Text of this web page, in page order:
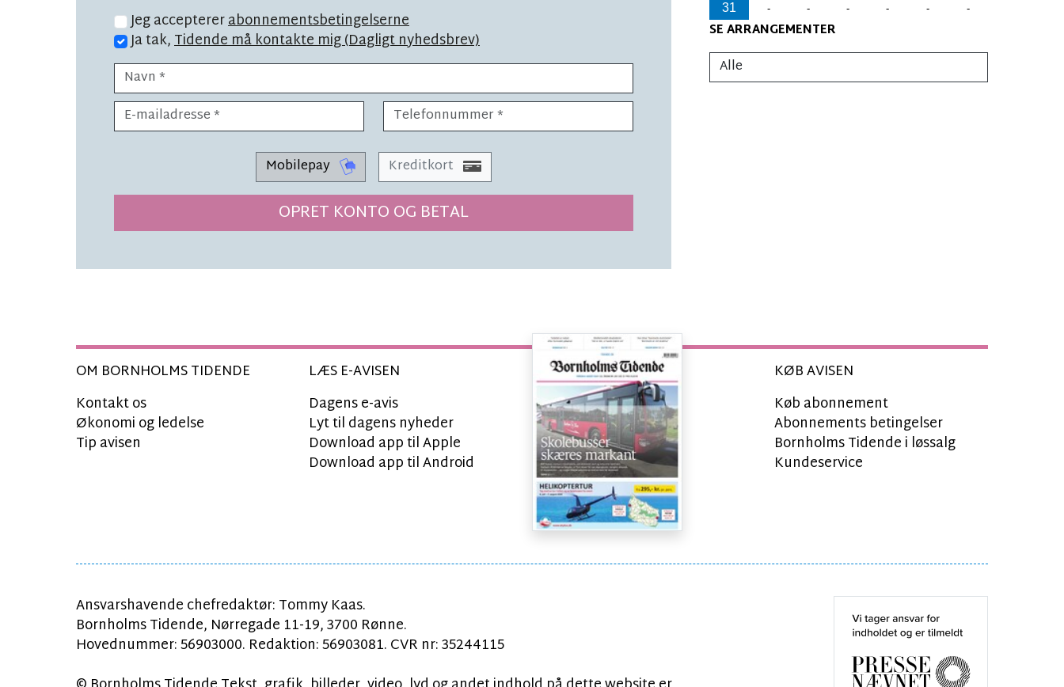
Jeg acceptererabonnementsbetingelserne
Ja tak,Tidende må kontakte mig (Dagligt nyhedsbrev)
Mobilepay Kreditkort
OPRET KONTO OG BETAL
31
- - - - - -
SE ARRANGEMENTER
OM BORNHOLMS TIDENDE
Kontakt os
Økonomi og ledelse
Tip avisen
LÆS E-AVISEN
Dagens e-avis
Lyt til dagens nyheder
Download app til Apple
Download app til Android
KØB AVISEN
Køb abonnement
Abonnements betingelser
Bornholms Tidende i løssalg
Kundeservice
Ansvarshavende chefredaktør: Tommy Kaas.
Bornholms Tidende, Nørregade 11-19, 3700 Rønne.
Hovednummer: 56903000. Redaktion: 56903081. CVR nr: 35244115